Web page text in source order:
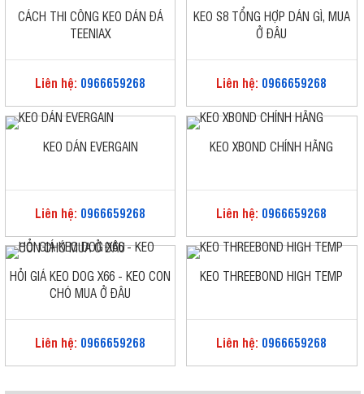
CÁCH THI CÔNG KEO DÁN ĐÁ
TEENIAX
Liên hệ: 0966659268
KEO S8 TỔNG HỢP DÁN GÌ, MUA
Ở ĐÂU
Liên hệ: 0966659268
KEO DÁN EVERGAIN
Liên hệ: 0966659268
KEO XBOND CHÍNH HÃNG
Liên hệ: 0966659268
HỎI GIÁ KEO DOG X66 - KEO CON
CHÓ MUA Ở ĐÂU
Liên hệ: 0966659268
KEO THREEBOND HIGH TEMP
Liên hệ: 0966659268